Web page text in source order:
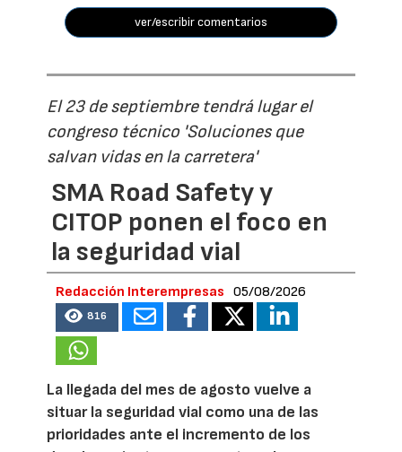
ver/escribir comentarios
El 23 de septiembre tendrá lugar el
congreso técnico 'Soluciones que
salvan vidas en la carretera'
SMA Road Safety y
CITOP ponen el foco en
la seguridad vial
Redacción Interempresas 05/08/2026
816
La llegada del mes de agosto vuelve a
situar la seguridad vial como una de las
prioridades ante el incremento de los